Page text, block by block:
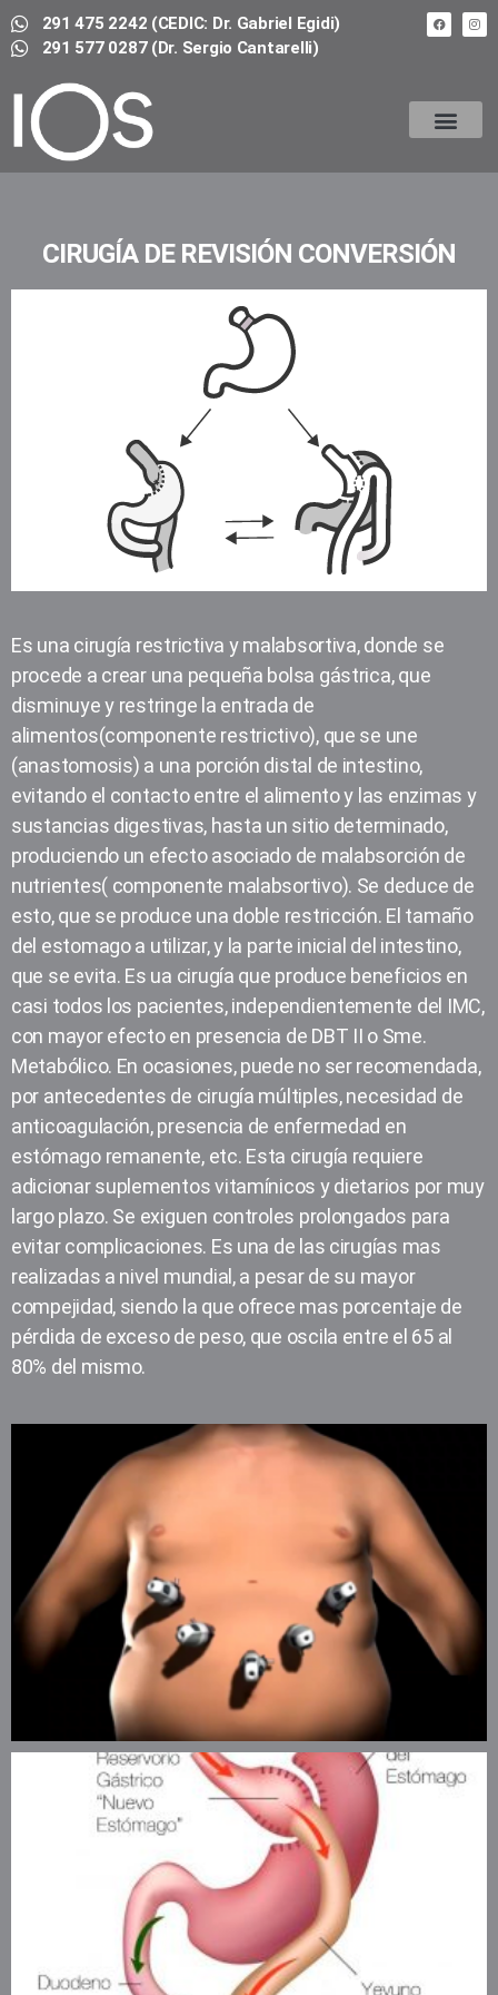
291 475 2242 (CEDIC: Dr. Gabriel Egidi)
291 577 0287 (Dr. Sergio Cantarelli)
CIRUGÍA DE REVISIÓN CONVERSIÓN​
Es una cirugía restrictiva y malabsortiva, donde se
procede a crear una pequeña bolsa gástrica, que
disminuye y restringe la entrada de
alimentos(componente restrictivo), que se une
(anastomosis) a una porción distal de intestino,
evitando el contacto entre el alimento y las enzimas y
sustancias digestivas, hasta un sitio determinado,
produciendo un efecto asociado de malabsorción de
nutrientes( componente malabsortivo). Se deduce de
esto, que se produce una doble restricción. El tamaño
del estomago a utilizar, y la parte inicial del intestino,
que se evita. Es ua cirugía que produce beneficios en
casi todos los pacientes, independientemente del IMC,
con mayor efecto en presencia de DBT II o Sme.
Metabólico. En ocasiones, puede no ser recomendada,
por antecedentes de cirugía múltiples, necesidad de
anticoagulación, presencia de enfermedad en
estómago remanente, etc. Esta cirugía requiere
adicionar suplementos vitamínicos y dietarios por muy
largo plazo. Se exiguen controles prolongados para
evitar complicaciones. Es una de las cirugías mas
realizadas a nivel mundial, a pesar de su mayor
compejidad, siendo la que ofrece mas porcentaje de
pérdida de exceso de peso, que oscila entre el 65 al
80% del mismo.